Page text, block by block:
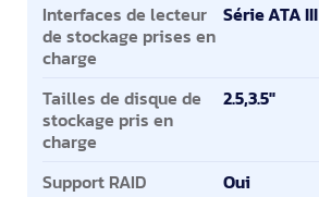
Interfaces de lecteur
de stockage prises en
charge
Série ATA III
Tailles de disque de
stockage pris en
charge
2.5,3.5"
Support RAID
Oui